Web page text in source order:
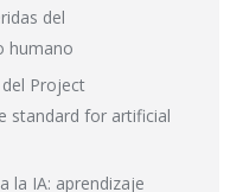
del
humano
Project
standard for artificial
la IA: aprendizaje